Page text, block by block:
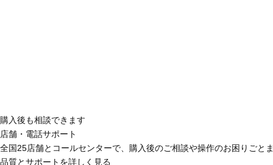
購入後も相談できます
店舗・電話サポート
全国25店舗とコールセンターで、購入後のご相談や操作のお困りごと
品質とサポートを詳しく見る